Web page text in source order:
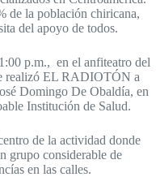
de la población chiricana,
del apoyo de todos.
p.m., en el anfiteatro del
realizó EL RADIOTÓN a
Domingo De Obaldía, en
Institución de Salud.
de la actividad donde
grupo considerable de
en las calles.